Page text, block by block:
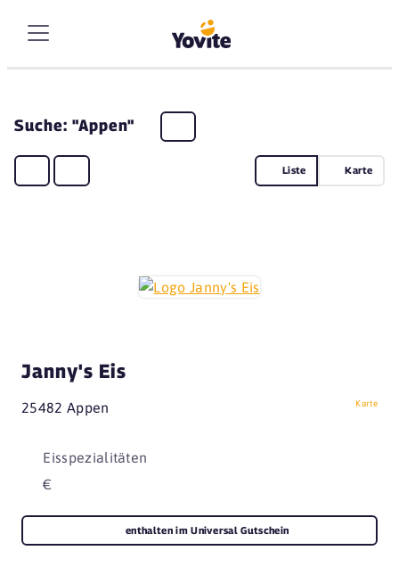
Suche: "Appen"
Liste Karte
Janny's Eis
25482 Appen Karte
Eisspezialitäten
€
enthalten im Universal Gutschein